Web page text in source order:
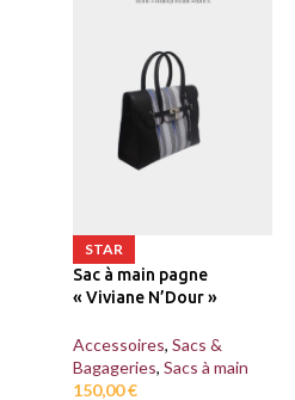
STAR
Sac à main pagne
« Viviane N’Dour »
Accessoires, Sacs &
Bagageries, Sacs à main
150,00€